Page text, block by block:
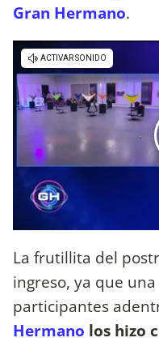
Gran Hermano.
La frutillita del
ingreso, ya que
participantes
Hermano los hizo